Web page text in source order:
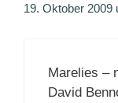
19. Oktober 2009
Marelies –
David